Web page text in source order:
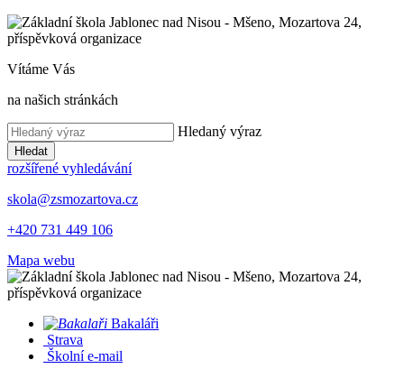
Vítáme Vás
na našich stránkách
Hledaný výraz
Hledat
rozšířené vyhledávání
skola@zsmozartova.cz
+420 731 449 106
Mapa webu
Bakaláři
Strava
Školní e-mail